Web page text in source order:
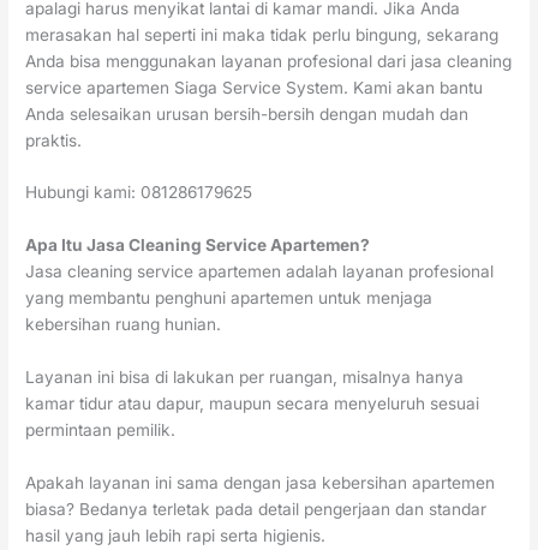
apalagi harus menyikat lantai di kamar mandi. Jika Anda
merasakan hal seperti ini maka tidak perlu bingung, sekarang
Anda bisa menggunakan layanan profesional dari jasa cleaning
service apartemen Siaga Service System. Kami akan bantu
Anda selesaikan urusan bersih-bersih dengan mudah dan
praktis.
Hubungi kami: 081286179625
Apa Itu Jasa Cleaning Service Apartemen?
Jasa cleaning service apartemen adalah layanan profesional
yang membantu penghuni apartemen untuk menjaga
kebersihan ruang hunian.
Layanan ini bisa di lakukan per ruangan, misalnya hanya
kamar tidur atau dapur, maupun secara menyeluruh sesuai
permintaan pemilik.
Apakah layanan ini sama dengan jasa kebersihan apartemen
biasa? Bedanya terletak pada detail pengerjaan dan standar
hasil yang jauh lebih rapi serta higienis.